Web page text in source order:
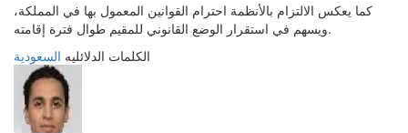
كما يعكس الالتزام بالأنظمة احترام القوانين المعمول بها في المملكة،
ويسهم في استقرار الوضع القانوني للمقيم طوال فترة إقامته.
الكلمات الدلائليه السعودية